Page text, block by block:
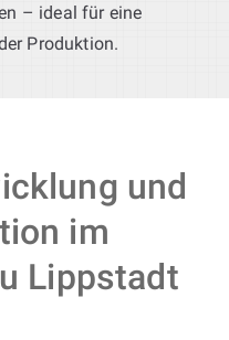
– ideal für eine
Produktion.
und
im
Lippstadt